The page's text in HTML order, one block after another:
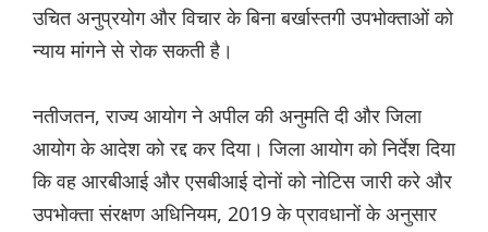
उचित अनुप्रयोग और विचार के बिना बर्खास्तगी उपभोक्ताओं को
न्याय मांगने से रोक सकती है।
नतीजतन, राज्य आयोग ने अपील की अनुमति दी और जिला
आयोग के आदेश को रद्द कर दिया। जिला आयोग को निर्देश दिया
कि वह आरबीआई और एसबीआई दोनों को नोटिस जारी करे और
उपभोक्ता संरक्षण अधिनियम, 2019 के प्रावधानों के अनुसार